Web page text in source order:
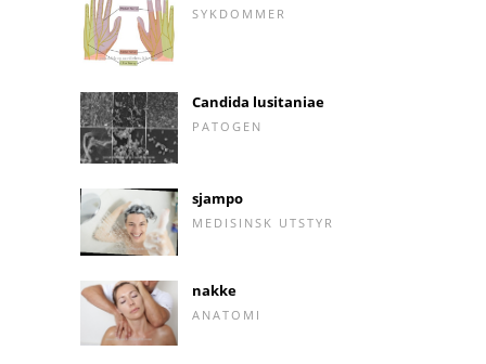
SYKDOMMER
Candida lusitaniae
PATOGEN
sjampo
MEDISINSK UTSTYR
nakke
ANATOMI